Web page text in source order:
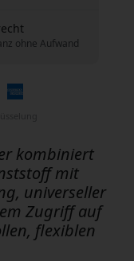
ohne Aufwand
kombiniert
mit
universeller
Zugriff auf
flexiblen